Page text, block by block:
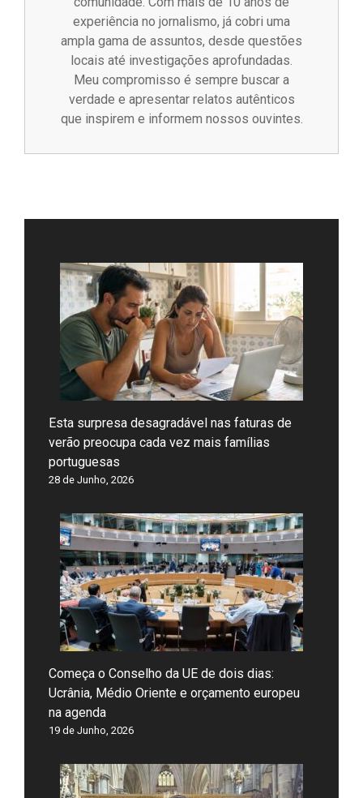
experiência no jornalismo, já cobri uma
ampla gama de assuntos, desde questões
locais até investigações aprofundadas.
Meu compromisso é sempre buscar a
verdade e apresentar relatos autênticos
que inspirem e informem nossos ouvintes.
Esta surpresa desagradável nas faturas de
verão preocupa cada vez mais famílias
portuguesas
28 de Junho, 2026
Começa o Conselho da UE de dois dias:
Ucrânia, Médio Oriente e orçamento europeu
na agenda
19 de Junho, 2026